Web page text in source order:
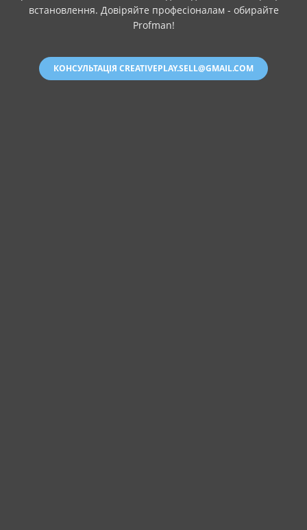
встановлення. Довіряйте професіоналам - обирайте
Profman!
КОНСУЛЬТАЦІЯ CREATIVEPLAY.SELL@GMAIL.COM